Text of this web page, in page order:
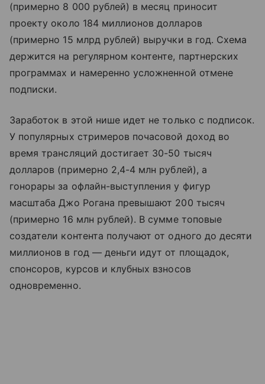
(примерно 8 000 рублей) в месяц приносит
проекту около 184 миллионов долларов
(примерно 15 млрд рублей) выручки в год. Схема
держится на регулярном контенте, партнерских
программах и намеренно усложненной отмене
подписки.
Заработок в этой нише идет не только с подписок.
У популярных стримеров почасовой доход во
время трансляций достигает 30-50 тысяч
долларов (примерно 2,4-4 млн рублей), а
гонорары за офлайн-выступления у фигур
масштаба Джо Рогана превышают 200 тысяч
(примерно 16 млн рублей). В сумме топовые
создатели контента получают от одного до десяти
миллионов в год — деньги идут от площадок,
спонсоров, курсов и клубных взносов
одновременно.